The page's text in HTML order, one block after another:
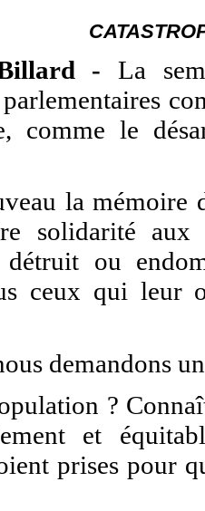
- La
comme le
la mémoire
solidarité
ou
ceux qui leur
demandons
?
et
prises pour